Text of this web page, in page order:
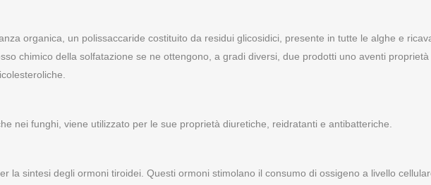
organica, un polissaccaride costituito da residui glicosidici, presente in tutte le alghe e
chimico della solfatazione se ne ottengono, a gradi diversi, due prodotti uno aventi proprietà
nei funghi, viene utilizzato per le sue proprietà diuretiche, reidratanti e antibatteriche.
la sintesi degli ormoni tiroidei. Questi ormoni stimolano il consumo di ossigeno a livello